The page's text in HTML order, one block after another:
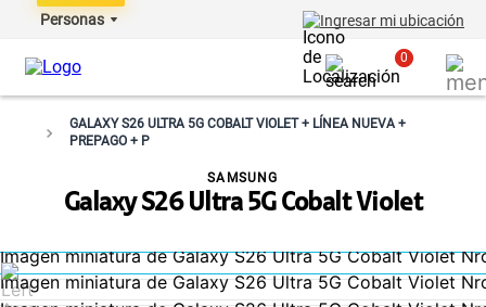
Personas Ingresar mi ubicación
0
GALAXY S26 ULTRA 5G COBALT VIOLET + LÍNEA NUEVA +
PREPAGO + P
Galaxy S26 Ultra 5G Cobalt Violet
SAMSUNG